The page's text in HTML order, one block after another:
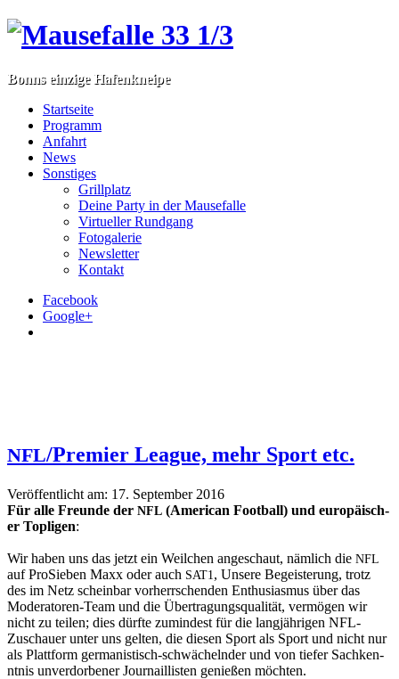
Bonns einzige Hafenkneipe
Startseite
Programm
Anfahrt
News
Sonstiges
Grillplatz
Deine Party in der Mausefalle
Virtueller Rundgang
Fotogalerie
Newsletter
Kontakt
Facebook
Google+
NFL/Premier League, mehr Sport etc.
Veröffentlicht am: 17. September 2016
Für alle Fre­unde der NFL (Amer­i­can Foot­ball) und europäis­ch­
er Topli­gen:
Wir haben uns das jet­zt ein Weilchen angeschaut, näm­lich die NFL
auf ProSieben Maxx oder auch SAT1, Unsere Begeis­terung, trotz
des im Netz schein­bar vorherrschen­den Enthu­si­as­mus über das
Mod­er­a­toren-Team und die Über­tra­gungsqual­ität, ver­mö­gen wir
nicht zu teilen; dies dürfte zumin­d­est für die langjähri­gen NFL-
Zuschauer unter uns gel­ten, die diesen Sport als Sport und nicht nur
als Plat­tform ger­man­is­tisch-schwächel­nder und von tiefer Sachken­
nt­nis unver­dor­ben­er Jour­nail­lis­ten genießen möchten.